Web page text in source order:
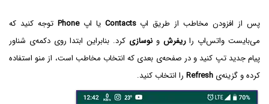
پس از افزودن مخاطب از طریق اپContacts یا اپPhone توجه کنید که
می‌بایست واتس‌اپ راریفرش ونوسازی کرد. بنابراین ابتدا روی دکمه‌ی شناور
پیام جدید تپ کنید و در صفحه‌ی بعدی که انتخاب مخاطب است، از منو استفاده
کرده و گزینه‌ی Refresh‌ را انتخاب کنید.